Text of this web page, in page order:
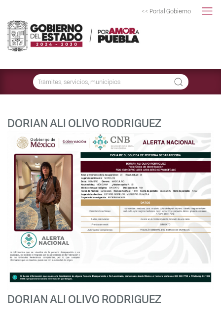
<< Portal Gobierno
DORIAN ALI OLIVO RODRIGUEZ
DORIAN ALI OLIVO RODRIGUEZ